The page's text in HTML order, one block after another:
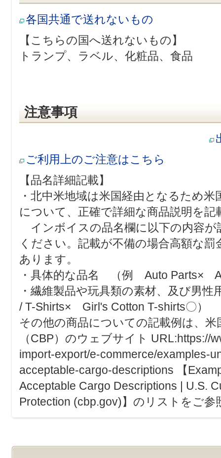
各国共通で送れないもの
【こちらの国へ送れないもの】
トランプ、ラベル、化粧品、食品
注意事項
ご利用上のご注意はこちら
【品名詳細記載】
・北中米地域は米国経由となるため
について、正確で詳細な商品説明を
インボイスの品名欄に以下の内容が
ください。記載が不備の場合高額な
あります。
・具体的な品名 （例 Auto Parts×
・繊維製品や玩具類の素材、及び男
/ T-Shirts× Girl's Cotton T-shirts〇）
その他の商品についての記載例は、米
（CBP）のウェブサイト URL:https://
import-export/e-commerce/examples-
acceptable-cargo-descriptions 【
Acceptable Cargo Descriptions | U.S.
Protection (cbp.gov)】のリストをご参